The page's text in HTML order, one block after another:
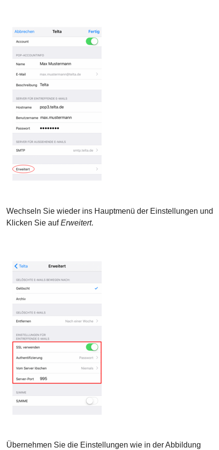
Wechseln Sie wieder ins Hauptmenü der Einstellungen und
Klicken Sie aufErweitert.
Übernehmen Sie die Einstellungen wie in der Abbildung